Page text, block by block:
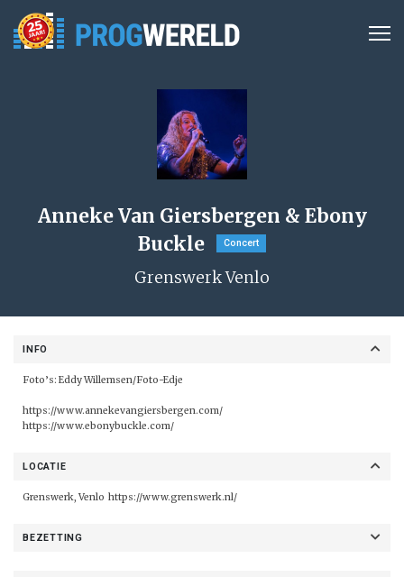
Anneke Van Giersbergen & Ebony
Buckle
Concert
Grenswerk Venlo
INFO
Foto’s: Eddy Willemsen/Foto-Edje
https://www.annekevangiersbergen.com/
https://www.ebonybuckle.com/
LOCATIE
Grenswerk, Venlo https://www.grenswerk.nl/
BEZETTING